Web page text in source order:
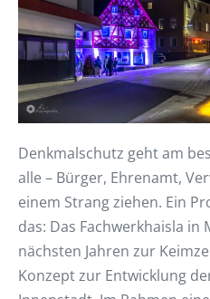
Denkmalschutz geht am
alle – Bürger, Ehrenamt,
einem Strang ziehen. Ein
das: Das Fachwerkhaisla
nächsten Jahren zur
Konzept zur Entwicklung